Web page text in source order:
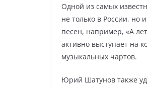
Одной из самых
не только в России, но
песен, например, «А
активно выступает на
музыкальных чартов.
Юрий Шатунов также